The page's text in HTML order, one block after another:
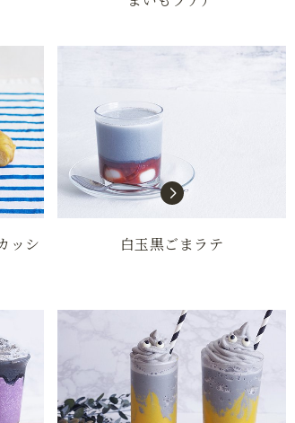
ッシ
白玉黒ごまラテ